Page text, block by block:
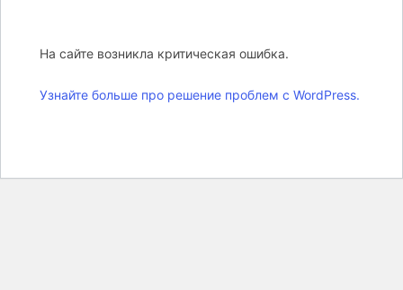
На сайте возникла критическая ошибка.
Узнайте больше про решение проблем с WordPress.